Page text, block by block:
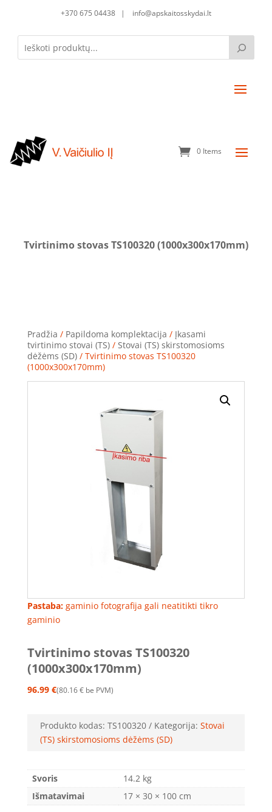
+370 675 04438 | info@apskaitosskydai.lt
0 Items
Tvirtinimo stovas TS100320 (1000x300x170mm)
Pradžia / Papildoma komplektacija / Įkasami
tvirtinimo stovai (TS)/ Stovai (TS) skirstomosioms
dėžėms (SD)/ Tvirtinimo stovas TS100320
(1000x300x170mm)
Pastaba:gaminio fotografija gali neatitikti tikro
gaminio
Tvirtinimo stovas TS100320
(1000x300x170mm)
96.99 € 80.16€ be PVM
Produkto kodas: TS100320 Kategorija: Stovai
(TS) skirstomosioms dėžėms (SD)
Svoris
14.2 kg
Išmatavimai
17 × 30 × 100 cm